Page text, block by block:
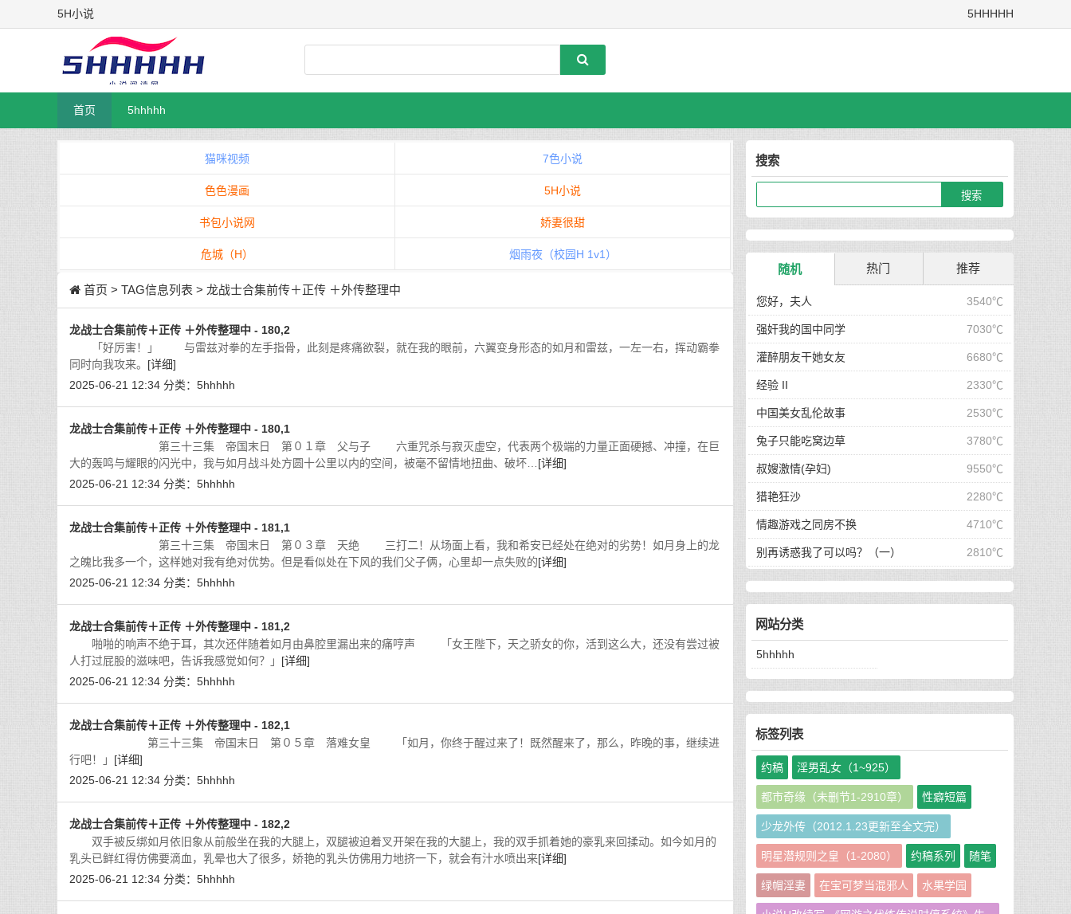
5H小说 5HHHHH
首页 5hhhhh
猫咪视频 7色小说
色色漫画 5H小说
书包小说网 娇妻很甜
危城（H） 烟雨夜（校园H 1v1）
首页 > TAG信息列表 > 龙战士合集前传＋正传 ＋外传整理中
龙战士合集前传＋正传 ＋外传整理中 - 180,2
「好厉害！」 与雷兹对拳的左手指骨，此刻是疼痛欲裂，就在我的眼前，六翼变身形态的如月和雷兹，一左一右，挥动霸拳
同时向我攻来。 [详细]
2025-06-21 12:34 分类： 5hhhhh
龙战士合集前传＋正传 ＋外传整理中 - 180,1
第三十三集 帝国末日 第０１章 父与子 六重咒杀与寂灭虚空，代表两个极端的力量正面硬撼、冲撞，在巨
大的轰鸣与耀眼的闪光中，我与如月战斗处方圆十公里以内的空间，被毫不留情地扭曲、破坏… [详细]
2025-06-21 12:34 分类： 5hhhhh
龙战士合集前传＋正传 ＋外传整理中 - 181,1
第三十三集 帝国末日 第０３章 天绝 三打二！从场面上看，我和希安已经处在绝对的劣势！如月身上的龙
之魄比我多一个，这样她对我有绝对优势。但是看似处在下风的我们父子俩，心里却一点失败的[详细]
2025-06-21 12:34 分类： 5hhhhh
龙战士合集前传＋正传 ＋外传整理中 - 181,2
啪啪的响声不绝于耳，其次还伴随着如月由鼻腔里漏出来的痛哼声 「女王陛下，天之骄女的你，活到这么大，还没有尝过被
人打过屁股的滋味吧，告诉我感觉如何？」 [详细]
2025-06-21 12:34 分类： 5hhhhh
龙战士合集前传＋正传 ＋外传整理中 - 182,1
第三十三集 帝国末日 第０５章 落难女皇 「如月，你终于醒过来了！既然醒来了，那么，昨晚的事，继续进
行吧！」 [详细]
2025-06-21 12:34 分类： 5hhhhh
龙战士合集前传＋正传 ＋外传整理中 - 182,2
双手被反绑如月依旧象从前般坐在我的大腿上，双腿被迫着叉开架在我的大腿上，我的双手抓着她的豪乳来回揉动。如今如月的
乳头已鲜红得仿佛要滴血，乳晕也大了很多，娇艳的乳头仿佛用力地挤一下，就会有汁水喷出来[详细]
2025-06-21 12:34 分类： 5hhhhh
搜索
随机 热门 推荐
3540℃
您好，夫人
7030℃
强奸我的国中同学
6680℃
灌醉朋友干她女友
2330℃
经验 II
2530℃
中国美女乱伦故事
3780℃
兔子只能吃窝边草
9550℃
叔嫂激情(孕妇)
2280℃
猎艳狂沙
4710℃
情趣游戏之同房不换
2810℃
别再诱惑我了可以吗？（一）
网站分类
5hhhhh
标签列表
约稿 淫男乱女（1~925）
都市奇缘（未删节1-2910章） 性癖短篇
少龙外传（2012.1.23更新至全文完）
明星潜规则之皇（1-2080） 约稿系列 随笔
绿帽淫妻 在宝可梦当混邪人 水果学园